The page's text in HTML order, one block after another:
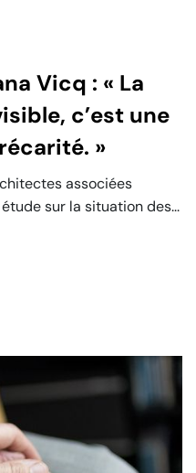
Vicq : « La
c’est une
»
associées
sur la situation des...